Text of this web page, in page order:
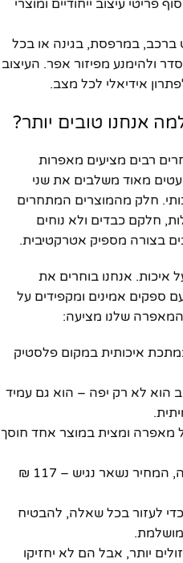
פריטי עיצוב ייחודיים ומוצרי
ברכב, במרפסת, בגינה או בכל
ולהימנע מפיזור אפר. העיצוב
אידיאלי לכל מצב.
אנחנו טובים יותר?
רבים מציעים מאפרות
מאוד משלבים את שני
חלק מהמוצרים המתחרים
חלקם כבדים ולא נוחים
בצורה מספיק אטרקטיבית.
איכות. אנחנו בוחרים את
ספקים אמינים ומקפידים על
שלנו מציעה:
איכותית במקום פלסטיק
הוא לא רק יפה – הוא גם עמיד
מאפרה ומצית במוצר אחד חוסך
למרות האיכות הגבוהה, המחיר נשאר נגיש – 117 ₪
כדי לעזור בכל שאלה, להבטיח
מושלמת.
יותר, אבל הם לא יחזיקו